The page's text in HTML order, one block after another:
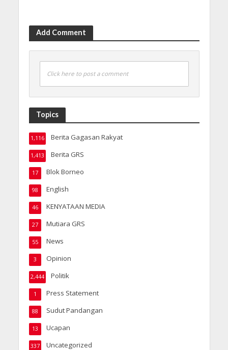
Add Comment
Click here to post a comment
Topics
Berita Gagasan Rakyat
1,116
Berita GRS
1,413
Blok Borneo
17
English
98
KENYATAAN MEDIA
46
Mutiara GRS
27
News
55
Opinion
3
Politik
2,444
Press Statement
1
Sudut Pandangan
88
Ucapan
13
Uncategorized
337